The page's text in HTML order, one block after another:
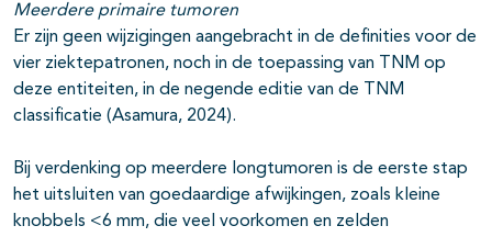
Meerdere primaire tumoren
Er zijn geen wijzigingen aangebracht in de definities voor de
vier ziektepatronen, noch in de toepassing van TNM op
deze entiteiten, in de negende editie van de TNM
classificatie (Asamura, 2024).
Bij verdenking op meerdere longtumoren is de eerste stap
het uitsluiten van goedaardige afwijkingen, zoals kleine
knobbels <6 mm, die veel voorkomen en zelden